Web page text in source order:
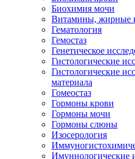
Биохимия мочи
Витамины, жирные
Гематология
Гемостаз
Генетическое
Гистологические
Гистологические
материала
Гомеостаз
Гормоны крови
Гормоны мочи
Гормоны слюны
Изосерология
Имуннологические